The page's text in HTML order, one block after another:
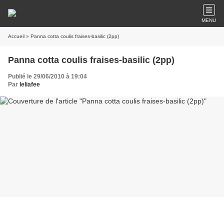
MENU
Accueil » Panna cotta coulis fraises-basilic (2pp)
Panna cotta coulis fraises-basilic (2pp)
Publié le 29/06/2010 à 19:04
Par leliafee